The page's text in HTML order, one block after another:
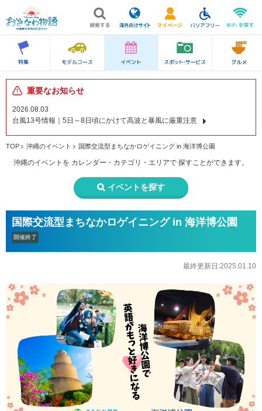
重要なお知らせ
2026.08.03
台風13号情報｜5日～8日頃にかけて高波と暴風に厳重注意
TOP 沖縄のイベント 国際交流型まちなかロゲイニング in 海洋博公園
沖縄のイベントを カレンダー・カテゴリ・エリアで 探すことができます。
イベントを探す
国際交流型まちなかロゲイニング in 海洋博公園
開催終了
最終更新日:2025.01.10